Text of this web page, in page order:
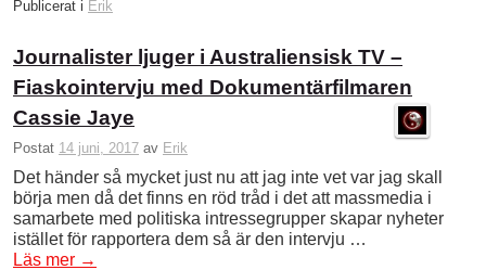
Publicerat i Erik
Journalister ljuger i Australiensisk TV –
Fiaskointervju med Dokumentärfilmaren
Cassie Jaye
Postat 14 juni, 2017 av Erik
Det händer så mycket just nu att jag inte vet var jag skall
börja men då det finns en röd tråd i det att massmedia i
samarbete med politiska intressegrupper skapar nyheter
istället för rapportera dem så är den intervju …
Läs mer →